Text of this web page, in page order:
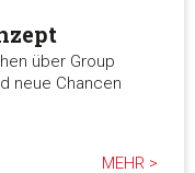
über Group
neue Chancen
MEHR >